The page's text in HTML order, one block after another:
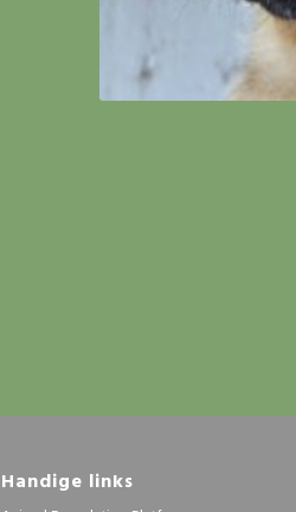
Handige links